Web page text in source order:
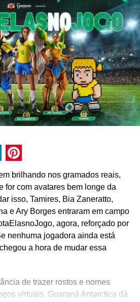
Pinterest
brilhando nos gramados reais,
for com avatares bem longe da
isso, Tamires, Bia Zaneratto,
e Ary Borges entraram em campo
agora, reforçado por
nenhuma jogadora ainda está
a hora de mudar essa
de trazer rostos e nomes
virtuais, Guaraná Antarctica dá